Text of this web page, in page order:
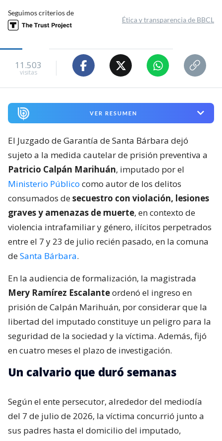
Seguimos criterios de
Ética y transparencia de BBCL
11.503
visitas
VER RESUMEN
El Juzgado de Garantía de Santa Bárbara dejó
sujeto a la medida cautelar de prisión preventiva a
Patricio Calpán Marihuán, imputado por el
Ministerio Público como autor de los delitos
consumados desecuestro con violación, lesiones
graves y amenazas de muerte, en contexto de
violencia intrafamiliar y género, ilícitos perpetrados
entre el 7 y 23 de julio recién pasado, en la comuna
deSanta Bárbara.
En la audiencia de formalización, la magistrada
Mery Ramírez Escalanteordenó el ingreso en
prisión de Calpán Marihuán, por considerar que la
libertad del imputado constituye un peligro para la
seguridad de la sociedad y la víctima. Además, fijó
en cuatro meses el plazo de investigación.
Un calvario que duró semanas
Según el ente persecutor, alrededor del mediodía
del 7 de julio de 2026, la víctima concurrió junto a
sus padres hasta el domicilio del imputado,